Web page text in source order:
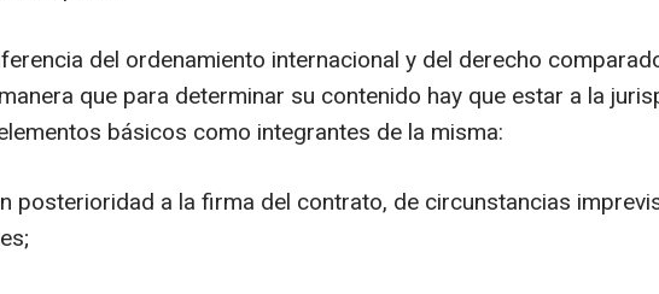
del ordenamiento internacional y del derecho
que para determinar su contenido hay que estar a la
básicos como integrantes de la misma:
posterioridad a la firma del contrato, de circunstancias